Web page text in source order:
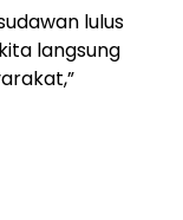
lulus
langsung